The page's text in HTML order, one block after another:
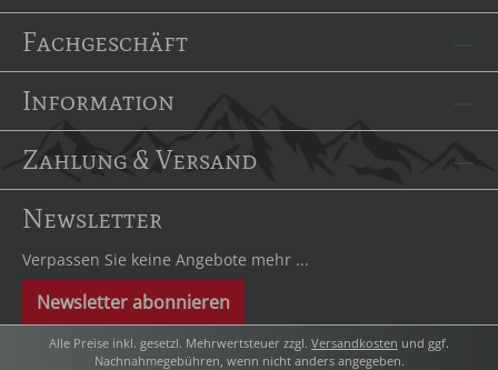
Fachgeschäft
Information
Zahlung & Versand
Newsletter
Verpassen Sie keine Angebote mehr ...
Newsletter abonnieren
Alle Preise inkl. gesetzl. Mehrwertsteuer zzgl. Versandkosten und ggf.
Nachnahmegebühren, wenn nicht anders angegeben.